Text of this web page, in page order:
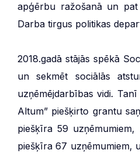
apģērbu ražošanā un pat
Darba tirgus politikas
2018.gadā stājās spēkā
un sekmēt sociālās
uzņēmējdarbības vidi.
Altum” piešķirto grantu
piešķīra 59
piešķīra 67 uzņēmumiem,